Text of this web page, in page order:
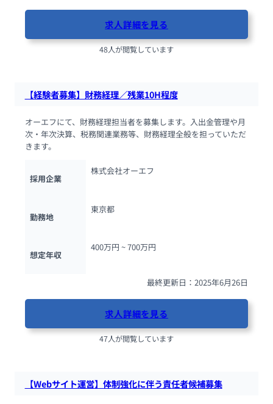
求人詳細を見る
48人が閲覧しています
【経験者募集】財務経理／残業10H程度
オーエフにて、財務経理担当者を募集します。入出金管理や月
次・年次決算、税務関連業務等、財務経理全般を担っていただ
きます。
採用企業
株式会社オーエフ
勤務地
東京都
想定年収
400万円 ~ 700万円
最終更新日：2025年6月26日
求人詳細を見る
47人が閲覧しています
【Webサイト運営】体制強化に伴う責任者候補募集